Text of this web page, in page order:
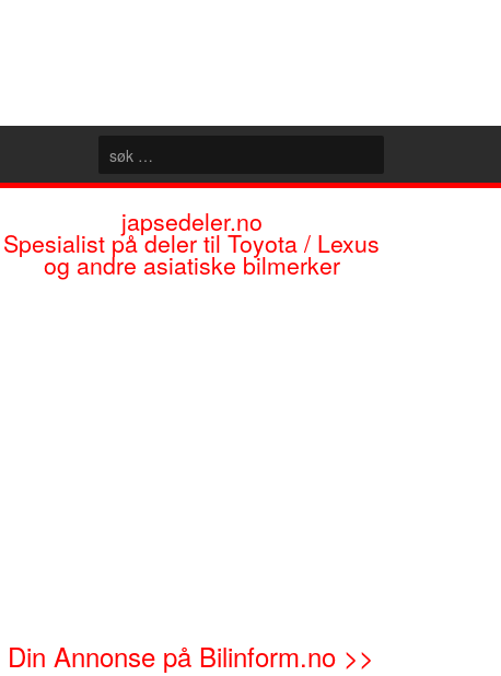
japsedeler.no
Spesialist på deler til Toyota / Lexus
og andre asiatiske bilmerker
Din Annonse på Bilinform.no >>